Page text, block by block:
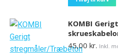
KOMBI
45,00 kr. Inkl.